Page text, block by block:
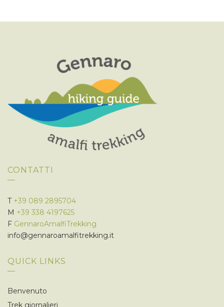
CONTATTI
T +39 089 2895704
M +39 338 4197625
F GennaroAmalfiTrekking
info@gennaroamalfitrekking.it
QUICK LINKS
Benvenuto
Trek giornalieri